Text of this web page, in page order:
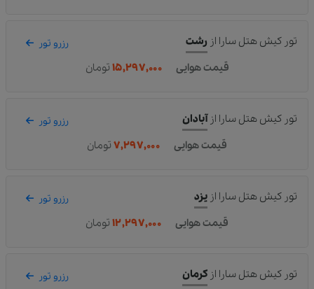
تور کیش هتل سارا از رشت رزرو تور
قیمت هوایی ۱۵,۲۹۷,۰۰۰ تومان
تور کیش هتل سارا ازآبادان رزرو تور
قیمت هوایی ۷,۲۹۷,۰۰۰ تومان
تور کیش هتل سارا از یزد رزرو تور
قیمت هوایی ۱۲,۲۹۷,۰۰۰ تومان
تور کیش هتل سارا از کرمان رزرو تور